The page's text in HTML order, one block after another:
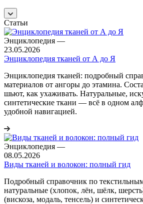
Статьи
Энциклопедия —
23.05.2026
Энциклопедия тканей от А до Я
Энциклопедия тканей: подробный
материалов от ангоры до этамина.
шьют, как ухаживать. Натуральные,
синтетические ткани — всё в одном
удобной навигацией.
Энциклопедия —
08.05.2026
Виды тканей и волокон: полный гид
Подробный справочник по
натуральные (хлопок, лён, шёлк,
(вискоза, модаль, тенсель) и